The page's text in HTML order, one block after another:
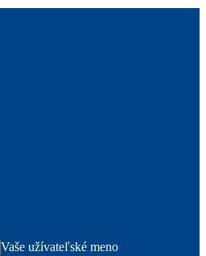
Vaše užívateľské meno